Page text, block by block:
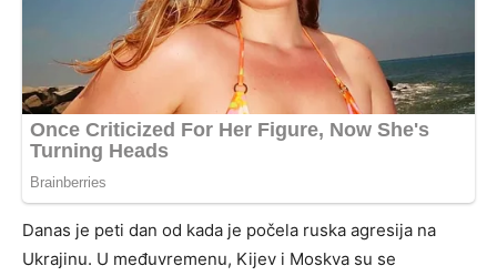
Danas je peti dan od kada je počela ruska agresija na
Ukrajinu. U međuvremenu, Kijev i Moskva su se